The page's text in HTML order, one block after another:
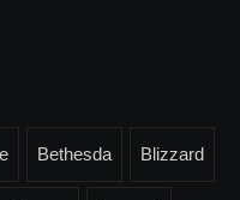
Bethesda Blizzard